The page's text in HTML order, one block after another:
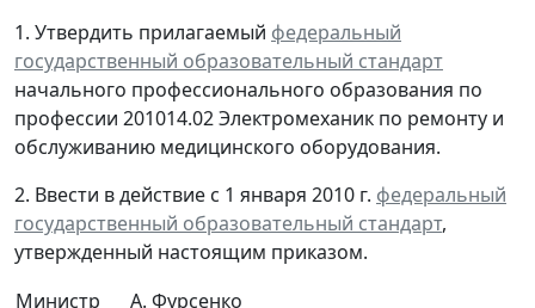
1. Утвердить прилагаемый федеральный
государственный образовательный стандарт
начального профессионального образования по
профессии 201014.02 Электромеханик по ремонту и
обслуживанию медицинского оборудования.
2. Ввести в действие с 1 января 2010 г. федеральный
государственный образовательный стандарт,
утвержденный настоящим приказом.
Министр
А. Фурсенко